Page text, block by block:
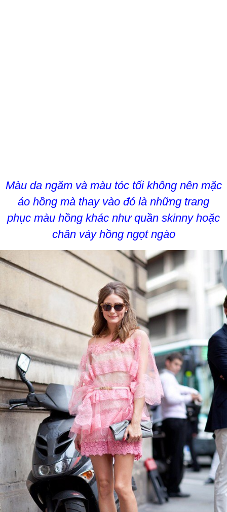
Màu da ngăm và màu tóc tối không nên mặc
áo hồng mà thay vào đó là những trang
phục màu hồng khác như quần skinny hoặc
chân váy hồng ngọt ngào